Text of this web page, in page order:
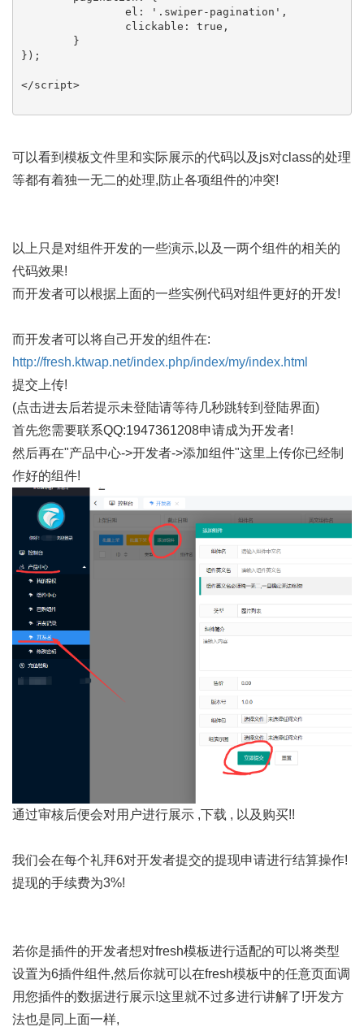
});
</script>
可以看到模板文件里和实际展示的代码以及js对class的处理
等都有着独一无二的处理,防止各项组件的冲突!
以上只是对组件开发的一些演示,以及一两个组件的相关的
代码效果!
而开发者可以根据上面的一些实例代码对组件更好的开发!
而开发者可以将自己开发的组件在:
http://fresh.ktwap.net/index.php/index/my/index.html
提交上传!
(点击进去后若提示未登陆请等待几秒跳转到登陆界面)
首先您需要联系QQ:1947361208申请成为开发者!
然后再在"产品中心->开发者->添加组件"这里上传你已经制
作好的组件!
通过审核后便会对用户进行展示 ,下载 , 以及购买!!
我们会在每个礼拜6对开发者提交的提现申请进行结算操作!
提现的手续费为3%!
若你是插件的开发者想对fresh模板进行适配的可以将类型
设置为6插件组件,然后你就可以在fresh模板中的任意页面调
用您插件的数据进行展示!这里就不过多进行讲解了!开发方
法也是同上面一样,